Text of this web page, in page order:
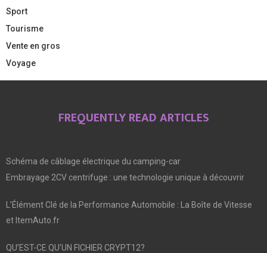
Sport
Tourisme
Vente en gros
Voyage
FREQUENTLY READ ARTICLES
Schéma de câblage électrique du camping-car
Embrayage 2CV centrifuge : une technologie unique à découvrir
L’Élément Clé de la Performance Automobile : La Boîte de Vitesse
et ItemAuto.fr
QU’EST-CE QU’UN FICHIER CRYPT12?